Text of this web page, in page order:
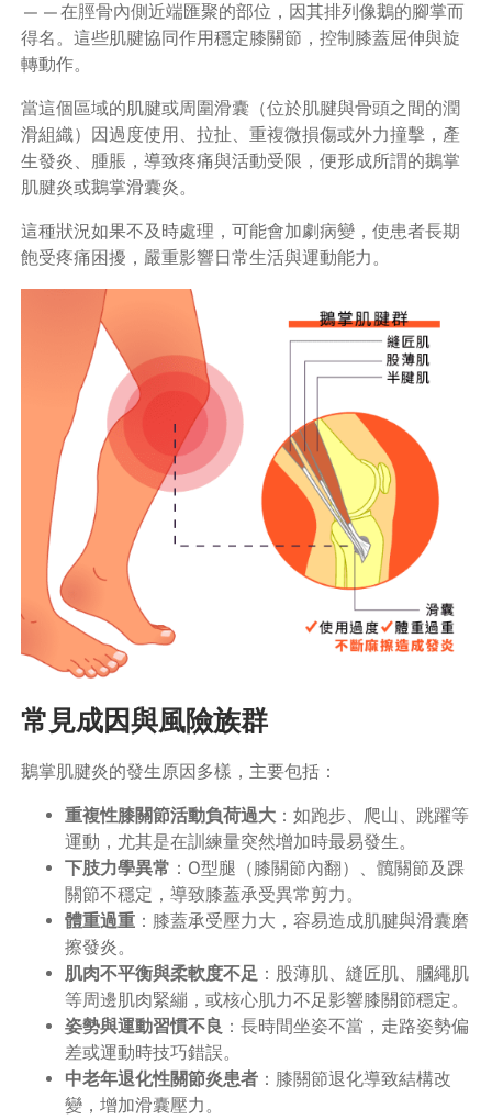
——在脛骨內側近端匯聚的部位，因其排列像鵝的腳掌而
得名。這些肌腱協同作用穩定膝關節，控制膝蓋屈伸與旋
轉動作。
當這個區域的肌腱或周圍滑囊（位於肌腱與骨頭之間的潤
滑組織）因過度使用、拉扯、重複微損傷或外力撞擊，產
生發炎、腫脹，導致疼痛與活動受限，便形成所謂的鵝掌
肌腱炎或鵝掌滑囊炎。
這種狀況如果不及時處理，可能會加劇病變，使患者長期
飽受疼痛困擾，嚴重影響日常生活與運動能力。
常見成因與風險族群
鵝掌肌腱炎的發生原因多樣，主要包括：
重複性膝關節活動負荷過大：如跑步、爬山、跳躍等
運動，尤其是在訓練量突然增加時最易發生。
下肢力學異常 ：O型腿（膝關節內翻）、髖關節及踝
關節不穩定，導致膝蓋承受異常剪力。
體重過重：膝蓋承受壓力大，容易造成肌腱與滑囊磨
擦發炎。
肌肉不平衡與柔軟度不足：股薄肌、縫匠肌、膕繩肌
等周邊肌肉緊繃，或核心肌力不足影響膝關節穩定。
姿勢與運動習慣不良 ：長時間坐姿不當，走路姿勢偏
差或運動時技巧錯誤。
中老年退化性關節炎患者：膝關節退化導致結構改
變，增加滑囊壓力。